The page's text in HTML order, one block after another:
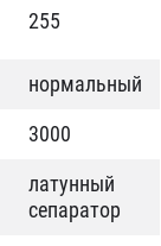
255
нормальный
3000
латунный
сепаратор